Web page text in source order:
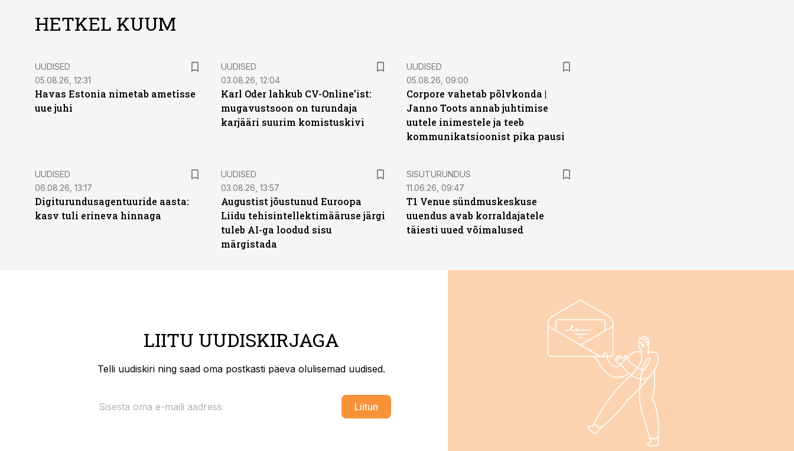
HETKEL KUUM
UUDISED
05.08.26, 12:31
Havas Estonia nimetab ametisse
uue juhi
UUDISED
03.08.26, 12:04
Karl Oder lahkub CV-Online’ist:
mugavustsoon on turundaja
karjääri suurim komistuskivi
UUDISED
05.08.26, 09:00
Corpore vahetab põlvkonda |
Janno Toots annab juhtimise
uutele inimestele ja teeb
kommunikatsioonist pika pausi
UUDISED
06.08.26, 13:17
Digiturundusagentuuride aasta:
kasv tuli erineva hinnaga
UUDISED
03.08.26, 13:57
Augustist jõustunud Euroopa
Liidu tehisintellektimääruse järgi
tuleb AI-ga loodud sisu
märgistada
ST
SISUTURUNDUS
11.06.26, 09:47
T1 Venue sündmuskeskuse
uuendus avab korraldajatele
täiesti uued võimalused
LIITU UUDISKIRJAGA
Telli uudiskiri ning saad oma postkasti päeva olulisemad uudised.
Liitun